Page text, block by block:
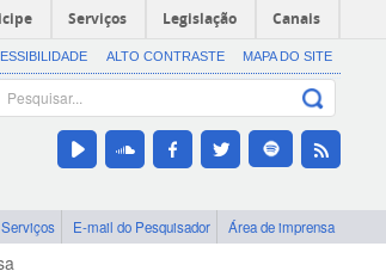
Serviços Legislação Canais
ALTO CONTRASTE MAPA DO SITE
Serviços E-mail do Pesquisador Área de imprensa